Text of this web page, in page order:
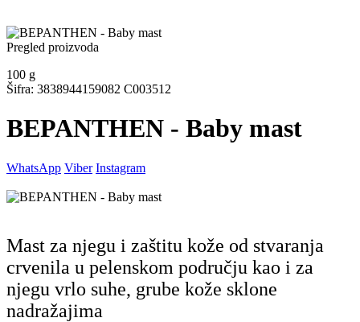
Pregled proizvoda
100 g
Šifra: 3838944159082 C003512
BEPANTHEN - Baby mast
WhatsApp Viber Instagram
Mast za njegu i zaštitu kože od stvaranja
crvenila u pelenskom području kao i za
njegu vrlo suhe, grube kože sklone
nadražajima